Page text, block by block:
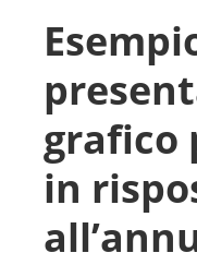
grafico
in